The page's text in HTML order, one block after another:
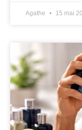
Agathe 15 mai